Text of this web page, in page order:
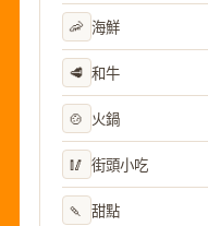
🦐 海鮮
🥩 和牛
🍲 火鍋
🥢 街頭小吃
🍡 甜點